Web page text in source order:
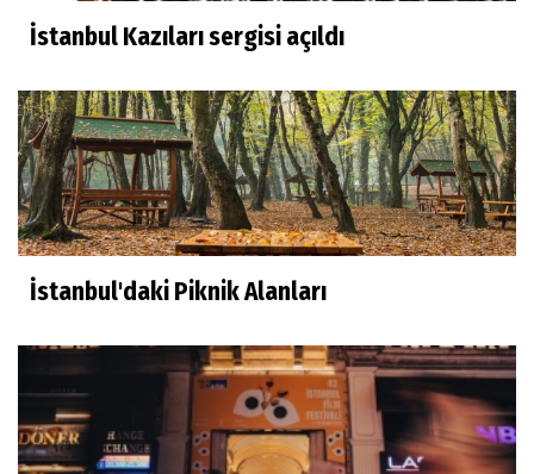
İstanbul Kazıları sergisi açıldı
İstanbul'daki Piknik Alanları